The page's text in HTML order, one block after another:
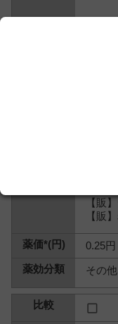
【販
【販
0.25円
その